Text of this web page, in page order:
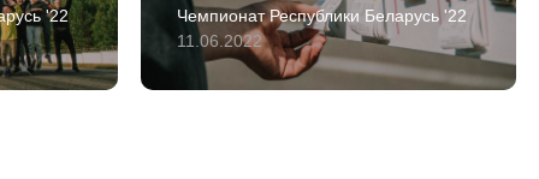
'22
Чемпионат Республики Беларусь '22
11.06.2022